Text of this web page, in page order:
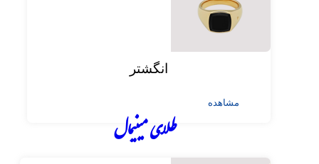
انگشتر
مشاهده
طلای مینیمال